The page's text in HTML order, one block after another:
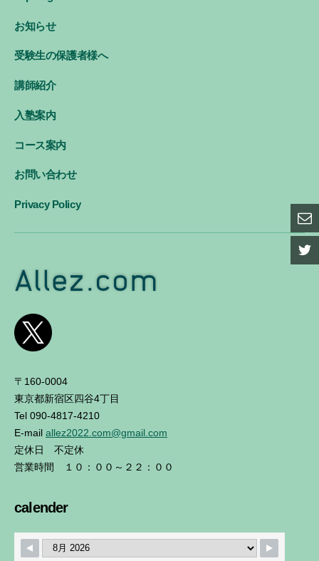
お知らせ
受験生の保護者様へ
講師紹介
入塾案内
コース案内
お問い合わせ
Privacy Policy
〒160-0004
東京都新宿区四谷4丁目
Tel 090-4817-4210
E-mail allez2022.com@gmail.com
定休日 不定休
営業時間 １０：００～２２：００
calender